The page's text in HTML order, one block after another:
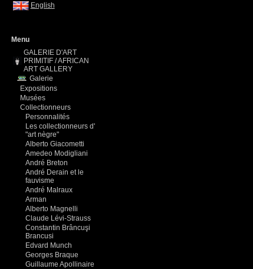
English
Menu
GALERIE D'ART
PRIMITIF / AFRICAN
ART GALLERY
Galerie
Expositions
Musées
Collectionneurs
Personnalités
Les collectionneurs d'
"art nègre"
Alberto Giacometti
Amedeo Modigliani
André Breton
André Derain et le
fauvisme
André Malraux
Arman
Alberto Magnelli
Claude Lévi-Strauss
Constantin Brâncuşi
Brancusi
Edvard Munch
Georges Braque
Guillaume Apollinaire